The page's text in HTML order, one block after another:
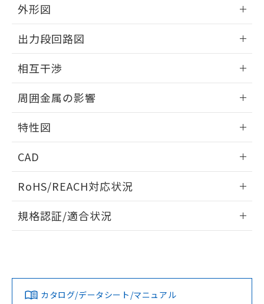
外形図
外形図
出力段回路図
出力段回路図
相互干渉
相互干渉
A: 300mm以上、B: 200mm以上
周囲金属の影響
周囲金属の影響
特性図
検出物体の大きさと材質による影響
CAD
ドすることができます。
ログイン/会員登録
ダウンロードデータをご利用いただく前に、以下を必ずお読
みください。
RoHS/REACH対応状況
EU RoHS 注意事項・凡例
対応済み
規格認証/適合状況
カタログ/データシート/マニュアル
※当社の共同利用者とは、
の共同利用に関して"
の「1.共同利
指します。
とができます。
EU RoHS指令（10物質）の非含有証明書
51物質の非含有証明書（当社基準）
※本証明書は発行日時点で非含有を証明す
るもので、過去に遡って非含有を証明する
また、RoHS指令のフタル酸エステル類４
物質の対応では、対応完了までの期間は出
荷製品に未対応品が混在することから備考
り、2022年1月12日より割愛しておりま
す。